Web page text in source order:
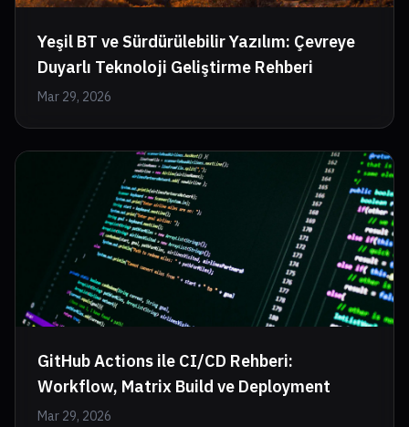
Yeşil BT ve Sürdürülebilir Yazılım: Çevreye
Duyarlı Teknoloji Geliştirme Rehberi
Mar 29, 2026
GitHub Actions ile CI/CD Rehberi:
Workflow, Matrix Build ve Deployment
Mar 29, 2026